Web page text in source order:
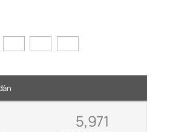
5,971